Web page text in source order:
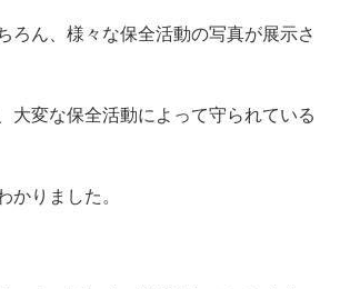
ろん、様々な保全活動の写真が展示さ
大変な保全活動によって守られている
かりました。